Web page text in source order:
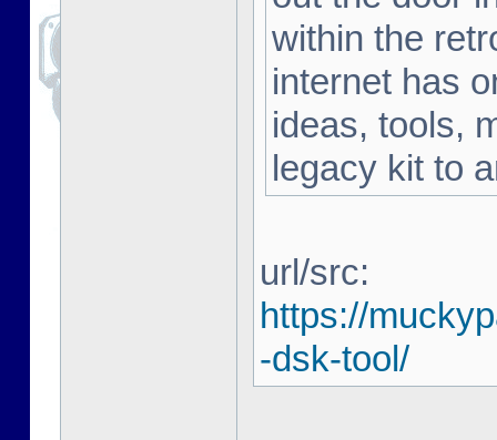
within the
internet has
ideas, tools,
legacy kit to
url/src:
https://
-dsk-tool/